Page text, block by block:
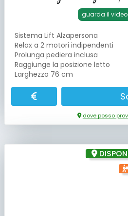
guarda il video
Sistema Lift Alzapersona
Relax a 2 motori indipendenti
Prolunga pediera inclusa
Raggiunge la posizione letto
Larghezza 76 cm
dove posso